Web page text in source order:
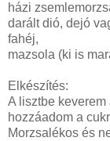
házi
darált dió, dejó
fahéj,
mazsola (ki is
Elkészítés:
A lisztbe keverem
hozzáadom a
Morzsalékos és